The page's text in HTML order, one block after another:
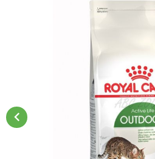
Pochúťky a pamlsky
Škrabadlá a odpočívadlá
Podstielky pre mačky
chevron_left